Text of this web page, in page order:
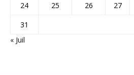
24
25 26 27
31
« Juil